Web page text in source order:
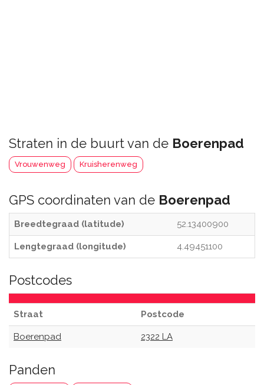
Straten in de buurt van de Boerenpad
Vrouwenweg Kruisherenweg
GPS coordinaten van de Boerenpad
Breedtegraad (latitude) 52.13400900
Lengtegraad (longitude) 4.49451100
Postcodes
Straat Postcode
Boerenpad 2322 LA
Panden